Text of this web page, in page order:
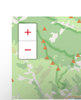
+
−